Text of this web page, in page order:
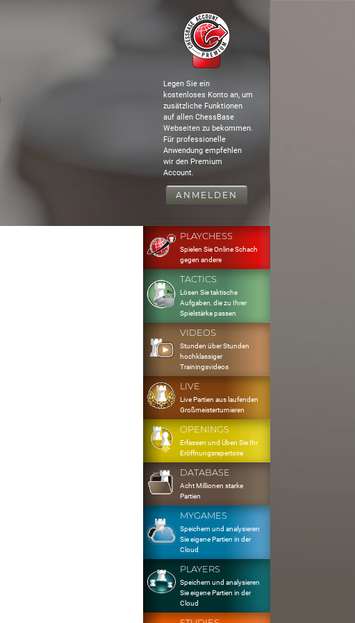
Legen Sie ein
kostenloses Konto an, um
zusätzliche Funktionen
auf allen ChessBase
Webseiten zu bekommen.
Für professionelle
Anwendung empfehlen
wir den Premium
Account.
ANMELDEN
PLAYCHESS
Spielen Sie Online Schach
gegen andere
TACTICS
Lösen Sie taktische
Aufgaben, die zu Ihrer
Spielstärke passen
VIDEOS
Stunden über Stunden
hochklassiger
Trainingsvideos
LIVE
Live Partien aus laufenden
Großmeisterturnieren
OPENINGS
Erfassen und Üben Sie Ihr
Eröffnungsrepertoire
DATABASE
Acht Millionen starke
Partien
MYGAMES
Speichern und analysieren
Sie eigene Partien in der
Cloud
PLAYERS
Speichern und analysieren
Sie eigene Partien in der
Cloud